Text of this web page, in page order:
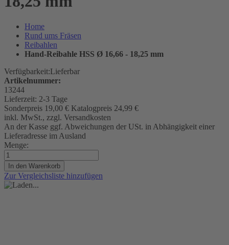
Home
Rund ums Fräsen
Reibahlen
Hand-Reibahle HSS Ø 16,66 - 18,25 mm
Verfügbarkeit:Lieferbar
Artikelnummer:
13244
Lieferzeit: 2-3 Tage
Sonderpreis 19,00 € Katalogpreis 24,99 €
inkl. MwSt., zzgl. Versandkosten
An der Kasse ggf. Abweichungen der USt. in Abhängigkeit einer
Lieferadresse im Ausland
Menge:
In den Warenkorb
Zur Vergleichsliste hinzufügen